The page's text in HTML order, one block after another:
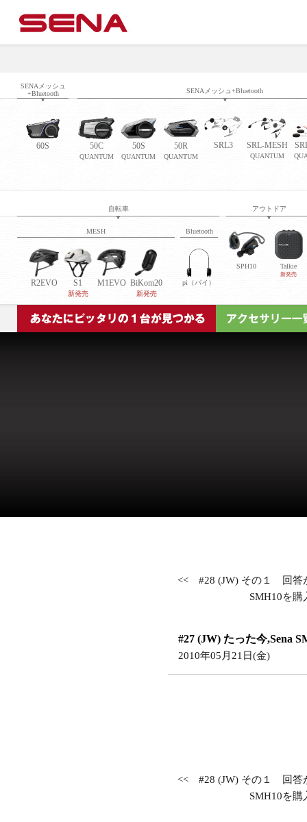
SENAメッシュ
+Bluetooth
SENAメッシュ+Bluetooth
60S 50C
QUANTUM
50S
QUANTUM
50R
QUANTUM
SRL3 SRL-MESH
QUANTUM
自転車 アウトドア
MESH
R2EVO S1
新発売
M1EVO BiKom20
新発売
Bluetooth
pi（パイ）
SPH10 Talkie
新発売
<<
#28 (JW) その１ 回答
SMH10を
#27 (JW) たった今,Sena
2010年05月21日(金)
<<
#28 (JW) その１ 回答
SMH10を